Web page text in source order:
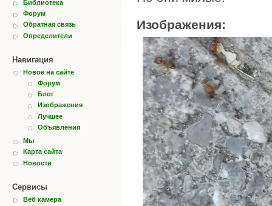
Библиотека
Форум
Обратная связь
Определители
Навигация
Новое на сайте
Форум
Блог
Изображения
Лучшее
Объявления
Мы
Карта сайта
Новости
Сервисы
Веб камера
Изображения: